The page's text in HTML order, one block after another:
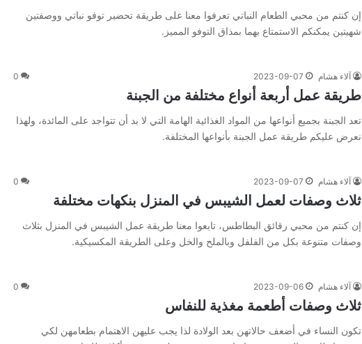
إن كنتم من محبي الطعام النباتي تعرفوا معنا على طريقة تحضير توفو نباتي ووصفتين
شهيتين يمكنكم الاستمتاع بهما بمذاق التوفو المميز.
آلاء هشام 2023-09-07
0
طريقة عمل أربعة أنواع مختلفة من الجبنة
تعد الجبنة بجميع أنواعها من المواد الغذائية الهامة التي لا بد أن تتواجد على المائدة، ولهذا
نعرض عليكم طريقة عمل الجبنة بأنواعها المختلفة.
آلاء هشام 2023-09-07
0
ثلاث وصفات لعمل الشيبس في المنزل بنكهات مختلفة
إن كنتم من محبي رقائق البطاطس، تابعوا معنا طريقة عمل الشيبس في المنزل بثلاث
وصفات متنوعة بكل من الفلفل وبالملح والخل وعلى الطريقة المكسيكية.
آلاء هشام 2023-09-06
0
ثلاث وصفات أطعمة مغذية للنفاس
تكون النساء في أضعف حالاتهن بعد الولادة لذا يجب عليهن الاهتمام بطعامهن لكي